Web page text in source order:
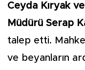
Ceyda Kıryak
Müdürü Serap
talep etti.
ve beyanların